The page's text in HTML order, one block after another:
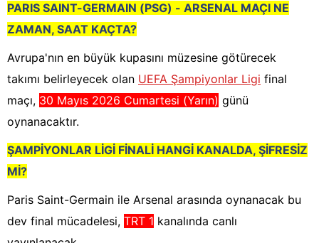
PARIS SAINT-GERMAIN (PSG) - ARSENAL MAÇI NE
ZAMAN, SAAT KAÇTA?
Avrupa'nın en büyük kupasını müzesine götürecek
takımı belirleyecek olan UEFA Şampiyonlar Ligi final
maçı, 30 Mayıs 2026 Cumartesi (Yarın) günü
oynanacaktır.
ŞAMPİYONLAR LİGİ FİNALİ HANGİ KANALDA, ŞİFRESİZ
Mİ?
Paris Saint-Germain ile Arsenal arasında oynanacak bu
dev final mücadelesi, TRT 1 kanalında canlı